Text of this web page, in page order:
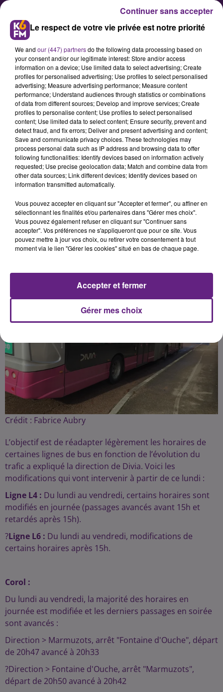
Divia : Changement d’horaire à
partir de lundi pour 8 lignes de
bus
Les horaires de 8 lignes de bus du
réseau Divia vont changer à partir
de ce lundi 26 février, jour de la
Publié : 21 février 2018 à 6h40 par Fabrice Aubry
Crédit : Fabrice Aubry
L’objectif est de réadapter légèrement les horaires de
certaines lignes de bus en fonction de l’évolution du
trafic a expliqué la direction de Divia. Voici les
modifications qui vont intervenir à partir de ce lundi :
Ligne L4 : Du lundi au vendredi, certains horaires sont
modifiés en journée (passages avancés avant 15h et
retardés après 15h).
?Ligne L6 : Du lundi au vendredi, modifications de
certains horaires après 15h.
Corol :
Du lundi au vendredi, la majorité des horaires en
journée est modifiée et les derniers passages en soirée
sont avancés :
Direction > Marmuzots, arrêt "Fontaine d'Ouche", départ
de 20h47 avancé à 20h33
?Direction > Fontaine d'Ouche, arrêt "Marmuzots",
départ de 20h50 avancé à 20h42
Le respect de votre vie privée est notre priorité
We and our (447) partnersdo the following data processing based on
your consent and/or our legitimate interest: Store and/or access
information on a device; Use limited data to select advertising; Create
profiles for personalised advertising; Use profiles to select personalised
advertising; Measure advertising performance; Measure content
performance; Understand audiences through statistics or combinations
of data from different sources; Develop and improve services; Create
profiles to personalise content; Use profiles to select personalised
content; Use limited data to select content; Ensure security, prevent and
detect fraud, and fix errors; Deliver and present advertising and content;
Save and communicate privacy choices. These technologies may
process personal data such as IP address and browsing data to offer
following functionalities: Identify devices based on information actively
requested; Use precise geolocation data; Match and combine data from
other data sources; Link different devices; Identify devices based on
information transmitted automatically.
Vous pouvez accepter en cliquant sur "Accepter et fermer", ou affiner en
sélectionnant les finalités et/ou partenaires dans "Gérer mes choix".
Vous pouvez également refuser en cliquant sur "Continuer sans
accepter". Vos préférences ne s'appliqueront que pour ce site. Vous
pouvez mettre à jour vos choix, ou retirer votre consentement à tout
moment via le lien "Gérer les cookies" situé en bas de chaque page.
Gérer mes choix
Accepter et fermer
Continuer sans accepter